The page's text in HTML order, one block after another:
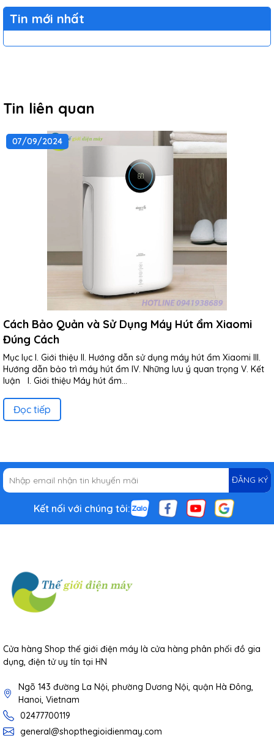
Tin mới nhất
Tin liên quan
07/09/2024
Cách Bảo Quản và Sử Dụng Máy Hút ẩm Xiaomi
Đúng Cách
Mục lục I. Giới thiệu II. Hướng dẫn sử dụng máy hút ẩm Xiaomi III.
Hướng dẫn bảo trì máy hút ẩm IV. Những lưu ý quan trọng V. Kết
luận I. Giới thiệu Máy hút ẩm...
Đọc tiếp
ĐĂNG KÝ
Kết nối với chúng tôi:
Cửa hàng Shop thế giới điện máy là cửa hàng phân phối đồ gia
dụng, điện tử uy tín tại HN
Ngõ 143 đường La Nội, phường Dương Nội, quận Hà Đông,
Hanoi, Vietnam
02477700119
general@shopthegioidienmay.com